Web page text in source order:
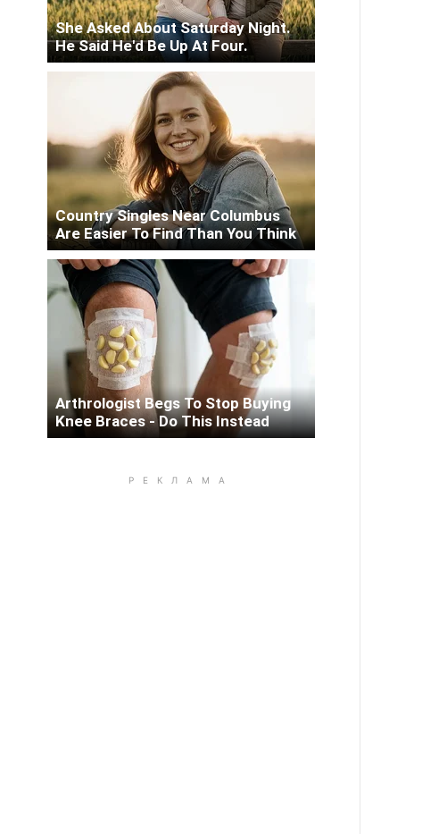
She Asked About Saturday Night.
He Said He'd Be Up At Four.
Country Singles Near Columbus
Are Easier To Find Than You Think
Arthrologist Begs To Stop Buying
Knee Braces - Do This Instead